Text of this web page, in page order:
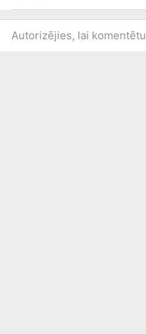
Autorizējies, lai komentētu